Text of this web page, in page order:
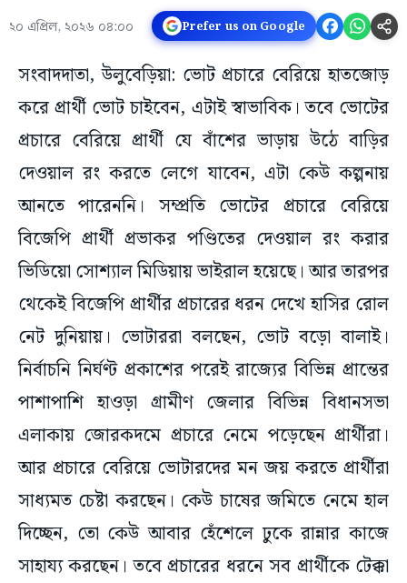
২০ এপ্রিল, ২০২৬ ০৪:০০ Prefer us on Google
সংবাদদাতা, উলুবেড়িয়া: ভোট প্রচারে বেরিয়ে হাতজোড়
করে প্রার্থী ভোট চাইবেন, এটাই স্বাভাবিক। তবে ভোটের
প্রচারে বেরিয়ে প্রার্থী যে বাঁশের ভাড়ায় উঠে বাড়ির
দেওয়াল রং করতে লেগে যাবেন, এটা কেউ কল্পনায়
আনতে পারেননি। সম্প্রতি ভোটের প্রচারে বেরিয়ে
বিজেপি প্রার্থী প্রভাকর পণ্ডিতের দেওয়াল রং করার
ভিডিয়ো সোশ্যাল মিডিয়ায় ভাইরাল হয়েছে। আর তারপর
থেকেই বিজেপি প্রার্থীর প্রচারের ধরন দেখে হাসির রোল
নেট দুনিয়ায়। ভোটাররা বলছেন, ভোট বড়ো বালাই।
নির্বাচনি নির্ঘণ্ট প্রকাশের পরেই রাজ্যের বিভিন্ন প্রান্তের
পাশাপাশি হাওড়া গ্রামীণ জেলার বিভিন্ন বিধানসভা
এলাকায় জোরকদমে প্রচারে নেমে পড়েছেন প্রার্থীরা।
আর প্রচারে বেরিয়ে ভোটারদের মন জয় করতে প্রার্থীরা
সাধ্যমত চেষ্টা করছেন। কেউ চাষের জমিতে নেমে হাল
দিচ্ছেন, তো কেউ আবার হেঁশেলে ঢুকে রান্নার কাজে
সাহায্য করছেন। তবে প্রচারের ধরনে সব প্রার্থীকে টেক্কা